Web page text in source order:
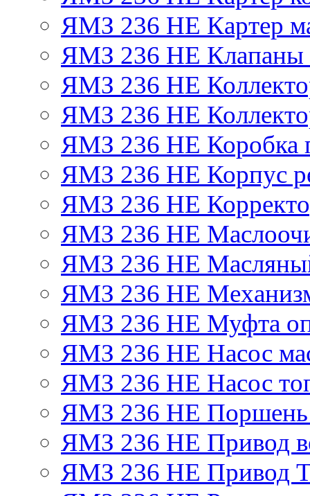
ЯМЗ 236 НЕ Картер
ЯМЗ 236 НЕ Клапаны
ЯМЗ 236 НЕ
ЯМЗ 236 НЕ
ЯМЗ 236 НЕ Коробка
ЯМЗ 236 НЕ Корпус
ЯМЗ 236 НЕ
ЯМЗ 236 НЕ
ЯМЗ 236 НЕ Масляный
ЯМЗ 236 НЕ
ЯМЗ 236 НЕ Муфта
ЯМЗ 236 НЕ Насос
ЯМЗ 236 НЕ Насос
ЯМЗ 236 НЕ Поршень
ЯМЗ 236 НЕ Привод
ЯМЗ 236 НЕ Привод